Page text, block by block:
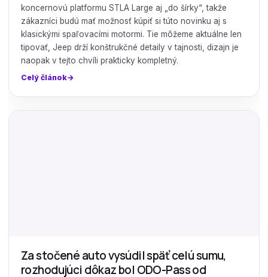
koncernovú platformu STLA Large aj „do šírky“, takže
zákazníci budú mať možnosť kúpiť si túto novinku aj s
klasickými spaľovacími motormi. Tie môžeme aktuálne len
tipovať, Jeep drží konštrukčné detaily v tajnosti, dizajn je
naopak v tejto chvíli prakticky kompletný.
Celý článok
Za stočené auto vysúdil späť celú sumu,
rozhodujúci dôkaz bol ODO-Pass od